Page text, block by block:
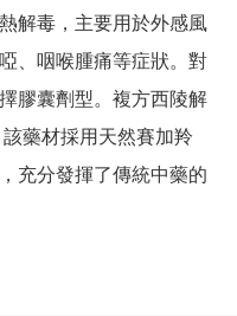
解毒，主要用於外感風
、咽喉腫痛等症狀。對
膠囊劑型。複方西陵解
該藥材採用天然賽加羚
充分發揮了傳統中藥的